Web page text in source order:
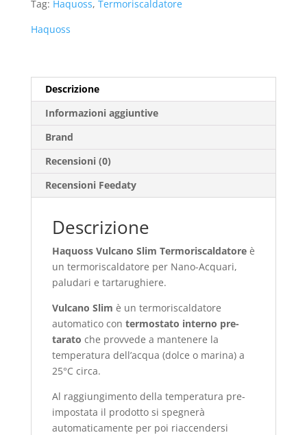
Tag: Haquoss, Termoriscaldatore
Haquoss
Descrizione
Informazioni aggiuntive
Brand
Recensioni (0)
Recensioni Feedaty
Descrizione
Haquoss Vulcano Slim Termoriscaldatoreè
un termoriscaldatore per Nano-Acquari,
paludari e tartarughiere.
Vulcano Slim è un termoriscaldatore
automatico con termostato interno pre-
tarato che provvede a mantenere la
temperatura dell’acqua (dolce o marina) a
25°C circa.
Al raggiungimento della temperatura pre-
impostata il prodotto si spegnerà
automaticamente per poi riaccendersi